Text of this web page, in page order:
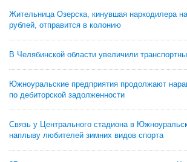
Жительница Озерска, кинувшая наркодилера
рублей, отправится в колонию
В Челябинской области увеличили
Южноуральские предприятия продолжают
по дебиторской задолженности
Связь у Центрального стадиона в
наплыву любителей зимних видов спорта